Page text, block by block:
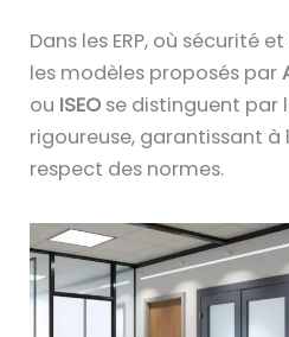
Dans les ERP, où sécurité
les modèles proposés par
ou ISEO se distinguent par
rigoureuse, garantissant
respect des normes.